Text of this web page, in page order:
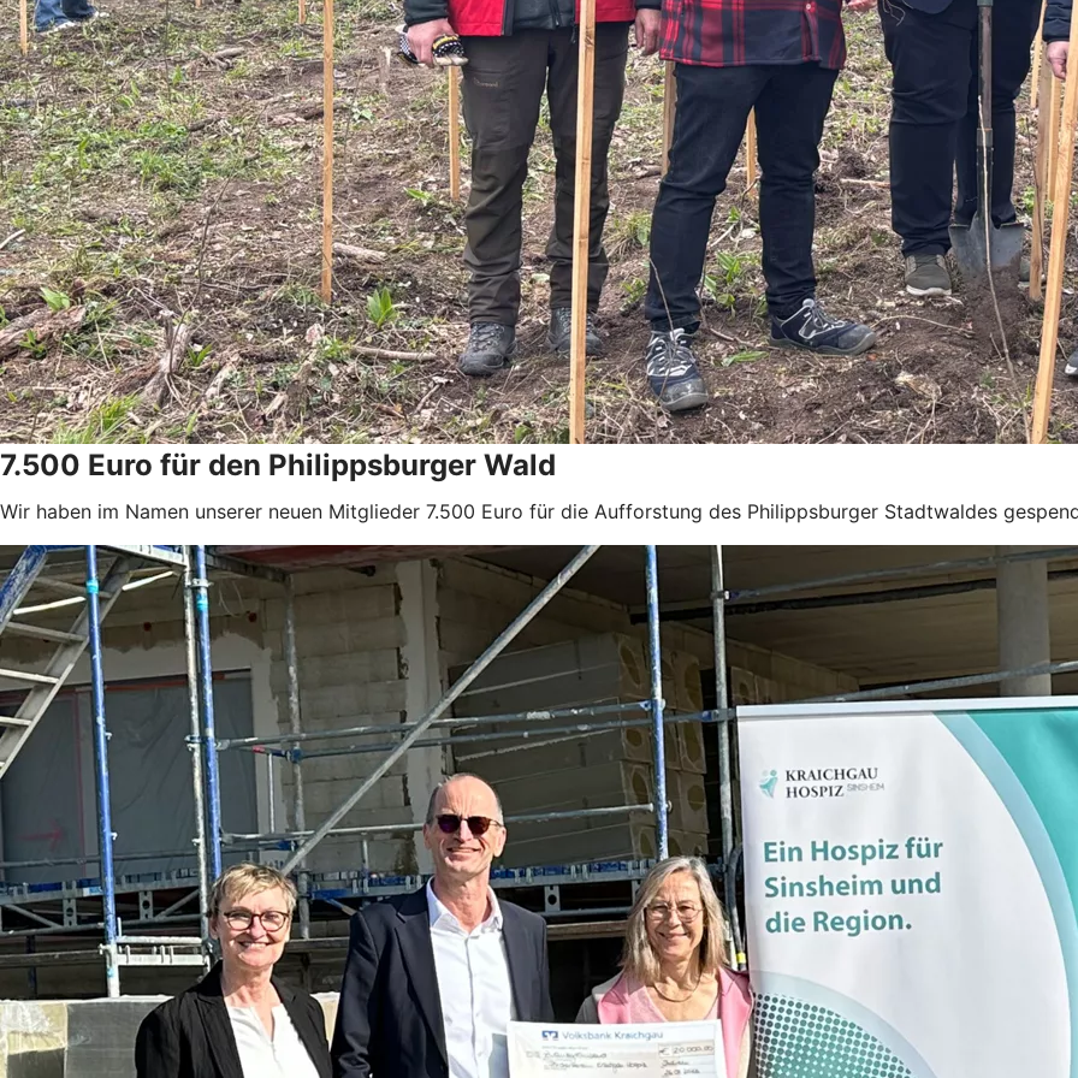
7.500 Euro für den Philippsburger Wald
Wir haben im Namen unserer neuen Mitglieder 7.500 Euro für die Aufforstung des Philippsburger Stadtwaldes